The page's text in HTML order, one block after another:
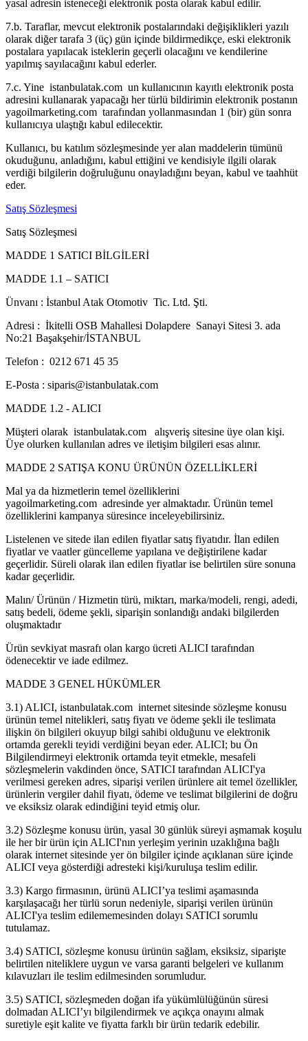
yasal adresin isteneceği elektronik posta olarak kabul edilir.
7.b. Taraflar, mevcut elektronik postalarındaki değişiklikleri yazılı
olarak diğer tarafa 3 (üç) gün içinde bildirmedikçe, eski elektronik
postalara yapılacak isteklerin geçerli olacağını ve kendilerine
yapılmış sayılacağını kabul ederler.
7.c. Yine istanbulatak.com un kullanıcının kayıtlı elektronik posta
adresini kullanarak yapacağı her türlü bildirimin elektronik postanın
yagoilmarketing.com tarafından yollanmasından 1 (bir) gün sonra
kullanıcıya ulaştığı kabul edilecektir.
Kullanıcı, bu katılım sözleşmesinde yer alan maddelerin tümünü
okuduğunu, anladığını, kabul ettiğini ve kendisiyle ilgili olarak
verdiği bilgilerin doğruluğunu onayladığını beyan, kabul ve taahhüt
eder.
Satış Sözleşmesi
Satış Sözleşmesi
MADDE 1 SATICI BİLGİLERİ
MADDE 1.1 – SATICI
Ünvanı : İstanbul Atak Otomotiv Tic. Ltd. Şti.
Adresi : İkitelli OSB Mahallesi Dolapdere Sanayi Sitesi 3. ada
No:21 Başakşehir/İSTANBUL
Telefon : 0212 671 45 35
E-Posta : siparis@istanbulatak.com
MADDE 1.2 - ALICI
Müşteri olarak istanbulatak.com alışveriş sitesine üye olan kişi.
Üye olurken kullanılan adres ve iletişim bilgileri esas alınır.
MADDE 2 SATIŞA KONU ÜRÜNÜN ÖZELLİKLERİ
Mal ya da hizmetlerin temel özelliklerini
yagoilmarketing.com adresinde yer almaktadır. Ürünün temel
özelliklerini kampanya süresince inceleyebilirsiniz.
Listelenen ve sitede ilan edilen fiyatlar satış fiyatıdır. İlan edilen
fiyatlar ve vaatler güncelleme yapılana ve değiştirilene kadar
geçerlidir. Süreli olarak ilan edilen fiyatlar ise belirtilen süre sonuna
kadar geçerlidir.
Malın/ Ürünün / Hizmetin türü, miktarı, marka/modeli, rengi, adedi,
satış bedeli, ödeme şekli, siparişin sonlandığı andaki bilgilerden
oluşmaktadır
Ürün sevkiyat masrafı olan kargo ücreti ALICI tarafından
ödenecektir ve iade edilmez.
MADDE 3 GENEL HÜKÜMLER
3.1) ALICI, istanbulatak.com internet sitesinde sözleşme konusu
ürünün temel nitelikleri, satış fiyatı ve ödeme şekli ile teslimata
ilişkin ön bilgileri okuyup bilgi sahibi olduğunu ve elektronik
ortamda gerekli teyidi verdiğini beyan eder. ALICI; bu Ön
Bilgilendirmeyi elektronik ortamda teyit etmekle, mesafeli
sözleşmelerin vakdinden önce, SATICI tarafından ALICI'ya
verilmesi gereken adres, siparişi verilen ürünlere ait temel özellikler,
ürünlerin vergiler dahil fiyatı, ödeme ve teslimat bilgilerini de doğru
ve eksiksiz olarak edindiğini teyid etmiş olur.
3.2) Sözleşme konusu ürün, yasal 30 günlük süreyi aşmamak koşulu
ile her bir ürün için ALICI'nın yerleşim yerinin uzaklığına bağlı
olarak internet sitesinde yer ön bilgiler içinde açıklanan süre içinde
ALICI veya gösterdiği adresteki kişi/kuruluşa teslim edilir.
3.3) Kargo firmasının, ürünü ALICI’ya teslimi aşamasında
karşılaşacağı her türlü sorun nedeniyle, siparişi verilen ürünün
ALICI'ya teslim edilememesinden dolayı SATICI sorumlu
tutulamaz.
3.4) SATICI, sözleşme konusu ürünün sağlam, eksiksiz, siparişte
belirtilen niteliklere uygun ve varsa garanti belgeleri ve kullanım
kılavuzları ile teslim edilmesinden sorumludur.
3.5) SATICI, sözleşmeden doğan ifa yükümlülüğünün süresi
dolmadan ALICI’yı bilgilendirmek ve açıkça onayını almak
suretiyle eşit kalite ve fiyatta farklı bir ürün tedarik edebilir.